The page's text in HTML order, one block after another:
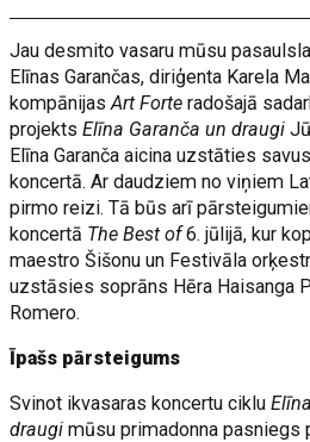
Jau desmito vasaru mūsu
Elīnas Garančas, diriģenta Karela
kompānijasArt Forteradošajā
projekts Elīna Garanča un draugi
Elīna Garanča aicina uzstāties
koncertā. Ar daudziem no viņiem
pirmo reizi. Tā būs arī
koncertā The Best of6. jūlijā, kur
maestro Šišonu un Festivāla
uzstāsies soprāns Hēra Haisanga
Romero.
Īpašs pārsteigums
Svinot ikvasaras koncertu ciklu
draugimūsu primadonna pasniegs